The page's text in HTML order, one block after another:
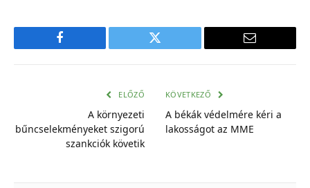
Facebook Twitter
E-
ELŐZŐ
A környezeti
bűncselekményeket szigorú
szankciók követik
KÖVETKEZŐ
A békák védelmére kéri a
lakosságot az MME